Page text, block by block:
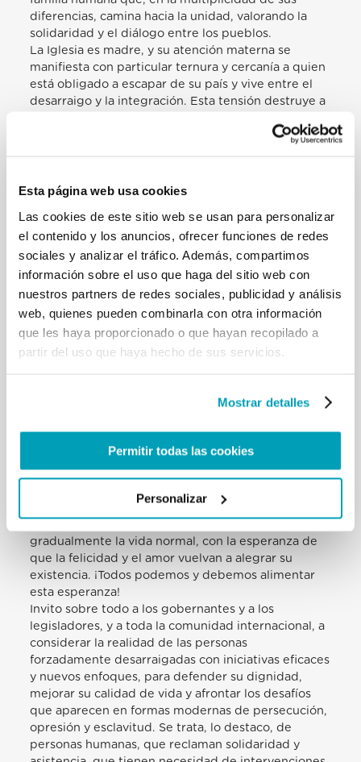
Esta página web usa cookies
Las cookies de este sitio web se usan para personalizar
el contenido y los anuncios, ofrecer funciones de redes
sociales y analizar el tráfico. Además, compartimos
información sobre el uso que haga del sitio web con
nuestros partners de redes sociales, publicidad y análisis
web, quienes pueden combinarla con otra información
que les haya proporcionado o que hayan recopilado a
partir del uso que haya hecho de sus servicios.
Mostrar detalles
Permitir todas las cookies
Personalizar
diferencias, camina hacia la unidad, valorando la
solidaridad y el diálogo entre los pueblos.
La Iglesia es madre, y su atención materna se
manifiesta con particular ternura y cercanía a quien
está obligado a escapar de su país y vive entre el
desarraigo y la integración. Esta tensión destruye a
con», con-pasión— se expresa ante todo mediante
necesario, haciéndose intérprete de quien no logra
realizáis una tarea importante, también al
sensibilizar a las comunidades cristianas sobre los
numerosos hermanos agraviados por heridas que
marcan su existencia: violencia, abusos, lejanía de
los afectos familiares, eventos traumáticos, fuga de
casa, incertidumbre sobre el futuro en los campos
de refugiados. Todos estos elementos
deshumanizan y deben impulsar a cada cristiano y a
toda la comunidad hacia una atención concreta.
y en el corazón de los refugiados y de las personas
anhelo de relaciones de amistad, en el deseo de
participar en la sociedad que los acoge, incluso
trabajo y la instrucción para los más pequeños.
gradualmente la vida normal, con la esperanza de
que la felicidad y el amor vuelvan a alegrar su
existencia. ¡Todos podemos y debemos alimentar
esta esperanza!
Invito sobre todo a los gobernantes y a los
legisladores, y a toda la comunidad internacional, a
considerar la realidad de las personas
forzadamente desarraigadas con iniciativas eficaces
y nuevos enfoques, para defender su dignidad,
mejorar su calidad de vida y afrontar los desafíos
que aparecen en formas modernas de persecución,
opresión y esclavitud. Se trata, lo destaco, de
personas humanas, que reclaman solidaridad y